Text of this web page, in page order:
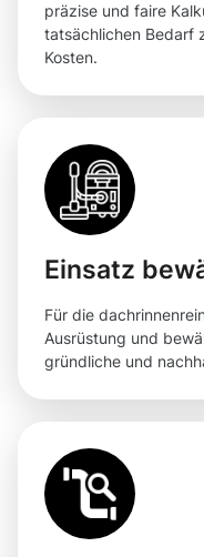
präzise und faire
tatsächlichen Bedarf
Kosten.
Einsatz
Für die
Ausrüstung und
gründliche und